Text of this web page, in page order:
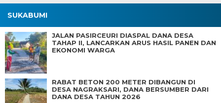
SUKABUMI
JALAN PASIRCEURI DIASPAL DANA DESA
TAHAP II, LANCARKAN ARUS HASIL PANEN DAN
EKONOMI WARGA
RABAT BETON 200 METER DIBANGUN DI
DESA NAGRAKSARI, DANA BERSUMBER DARI
DANA DESA TAHUN 2026